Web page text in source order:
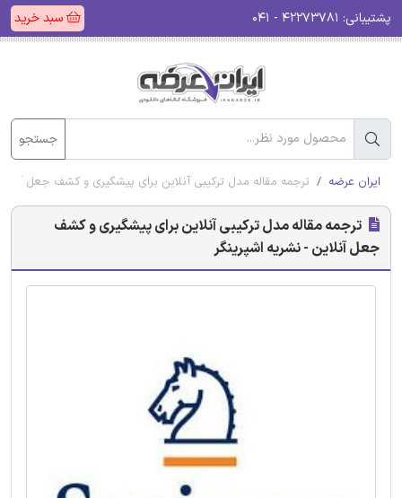
پشتیبانی: سبد خرید
جستجو
ایران عرضه ترجمه مقاله مدل ترکیبی آنلاین برای پیشگیری و کشف جعل
ترجمه مقاله مدل ترکیبی آنلاین برای پیشگیری و کشف
جعل آنلاین - نشریه اشپرینگر